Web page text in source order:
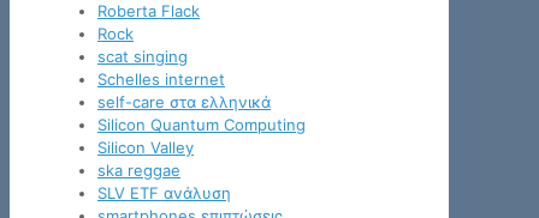
Roberta Flack
Rock
scat singing
Schelles internet
self-care στα ελληνικά
Silicon Quantum Computing
Silicon Valley
ska reggae
SLV ETF ανάλυση